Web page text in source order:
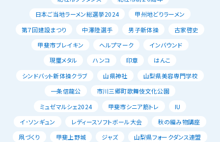
日本ご当地ラーメン総選挙2024
甲州地どりラーメン
第７回建設まつり
中澤陸選手 男子新体操
古家啓史
甲斐市ブレイキン
ヘルプマーク
インバウンド
現璽メタル
ハンコ 印章
はんこ
シンドバット新体操クラブ
山県神社
山梨県美容専門学校
一条信龍公
市川三郷町歌舞伎文化公園
ミュゼマルシェ2024
甲斐市シニア筋トレ
IU
イ･ソンギュン
レディースソフトボール大会
秋の編み物講座
凧づくり
甲斐上野城 ジャズ
山梨県フォークダンス連盟